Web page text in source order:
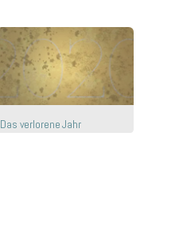
Das verlorene Jahr